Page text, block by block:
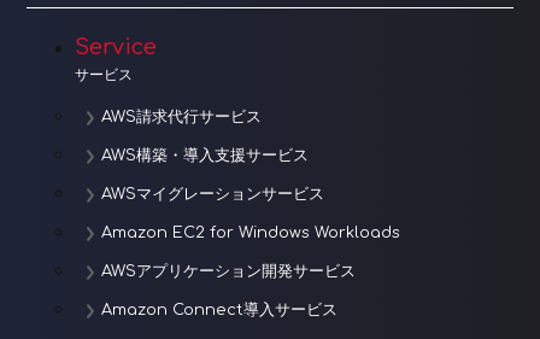
Service
サービス
AWS請求代行サービス
AWS構築・導入支援サービス
AWSマイグレーションサービス
Amazon EC2 for Windows Workloads
AWSアプリケーション開発サービス
Amazon Connect導入サービス